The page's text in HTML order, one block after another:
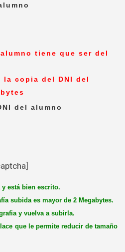
tiene que ser del
la copia del DNI del
del alumno
está bien escrito.
subida es mayor de 2 Megabytes.
y vuelva a subirla.
que le permite reducir de tamaño